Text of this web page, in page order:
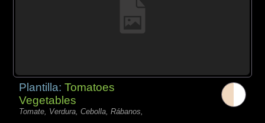
Plantilla:Tomatoes
Vegetables
Tomate, Verdura, Cebolla, Rábanos,